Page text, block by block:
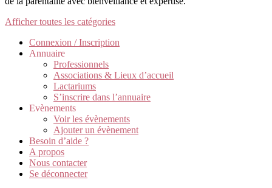
Afficher toutes les catégories
Connexion / Inscription
Annuaire
Professionnels
Associations & Lieux d’accueil
Lactariums
S’inscrire dans l’annuaire
Evènements
Voir les évènements
Ajouter un évènement
Besoin d’aide ?
A propos
Nous contacter
Se déconnecter